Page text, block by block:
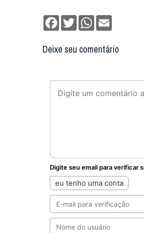
Facebook
TwitterWhatsApp
Deixe seu comentário
Digite seu email para verificar
eu tenho uma conta